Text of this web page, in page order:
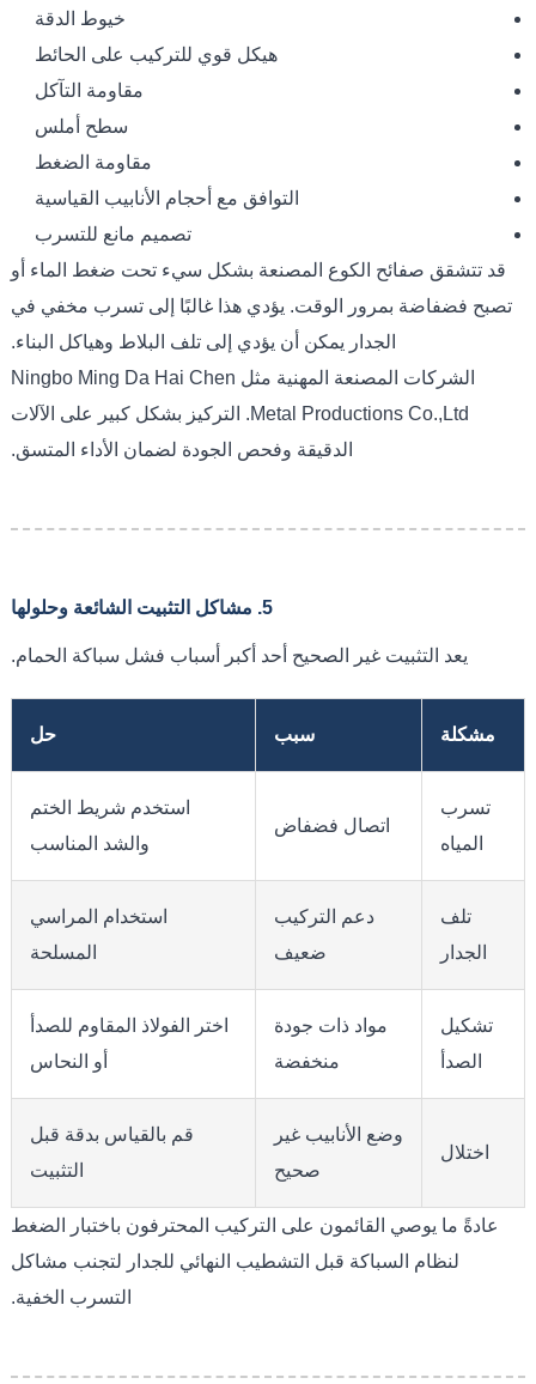
خيوط الدقة
هيكل قوي للتركيب على الحائط
مقاومة التآكل
سطح أملس
مقاومة الضغط
التوافق مع أحجام الأنابيب القياسية
تصميم مانع للتسرب
قد تتشقق صفائح الكوع المصنعة بشكل سيء تحت ضغط الماء أو
تصبح فضفاضة بمرور الوقت. يؤدي هذا غالبًا إلى تسرب مخفي في
الجدار يمكن أن يؤدي إلى تلف البلاط وهياكل البناء.
الشركات المصنعة المهنية مثل Ningbo Ming Da Hai Chen
Metal Productions Co.,Ltd. التركيز بشكل كبير على الآلات
الدقيقة وفحص الجودة لضمان الأداء المتسق.
5. مشاكل التثبيت الشائعة وحلولها
يعد التثبيت غير الصحيح أحد أكبر أسباب فشل سباكة الحمام.
مشكلة سبب حل
تسرب
المياه
اتصال فضفاض
استخدم شريط الختم
والشد المناسب
تلف
الجدار
دعم التركيب
ضعيف
استخدام المراسي
المسلحة
تشكيل
الصدأ
مواد ذات جودة
منخفضة
اختر الفولاذ المقاوم للصدأ
أو النحاس
اختلال
وضع الأنابيب غير
صحيح
قم بالقياس بدقة قبل
التثبيت
عادةً ما يوصي القائمون على التركيب المحترفون باختبار الضغط
لنظام السباكة قبل التشطيب النهائي للجدار لتجنب مشاكل
التسرب الخفية.